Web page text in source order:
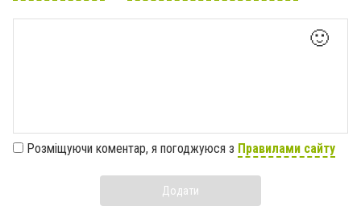
🙂
Розміщуючи коментар, я погоджуюся з Правилами сайту
Додати